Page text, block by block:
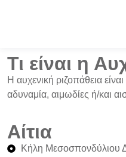
Τι είναι η
Η αυχενική ριζοπάθεια
αδυναμία, αιμωδίες ή/και
Αίτια
Κήλη Μεσοσπονδύλιου